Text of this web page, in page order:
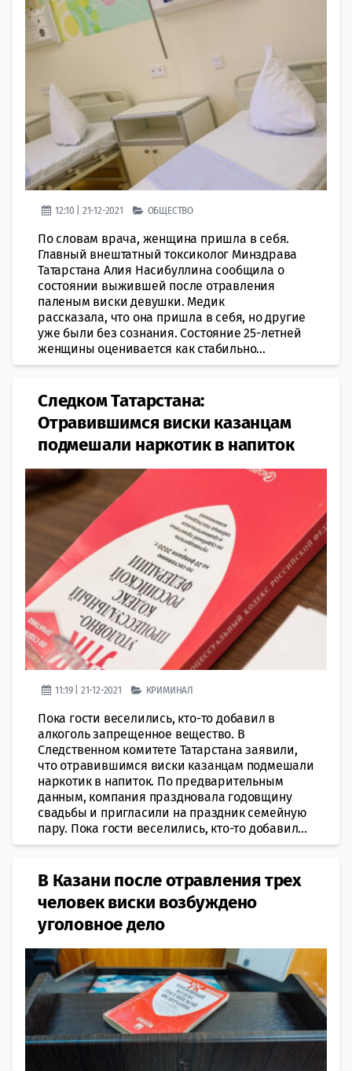
12:10 | 21-12-2021 ОБЩЕСТВО
По словам врача, женщина пришла в себя.
Главный внештатный токсиколог Минздрава
Татарстана Алия Насибуллина сообщила о
состоянии выжившей после отравления
паленым виски девушки. Медик
рассказала, что она пришла в себя, но другие
уже были без сознания. Состояние 25-летней
женщины оценивается как стабильно...
Следком Татарстана:
Отравившимся виски казанцам
подмешали наркотик в напиток
11:19 | 21-12-2021 КРИМИНАЛ
Пока гости веселились, кто-то добавил в
алкоголь запрещенное вещество. В
Следственном комитете Татарстана заявили,
что отравившимся виски казанцам подмешали
наркотик в напиток. По предварительным
данным, компания праздновала годовщину
свадьбы и пригласили на праздник семейную
пару. Пока гости веселились, кто-то добавил...
В Казани после отравления трех
человек виски возбуждено
уголовное дело